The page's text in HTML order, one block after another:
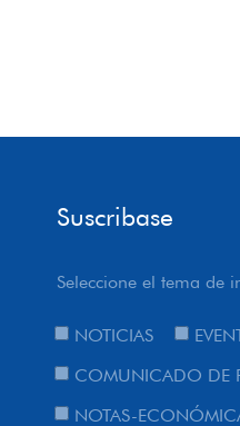
Suscribase
Seleccione el tema de
NOTICIAS
COMUNICADO DE
NOTAS-